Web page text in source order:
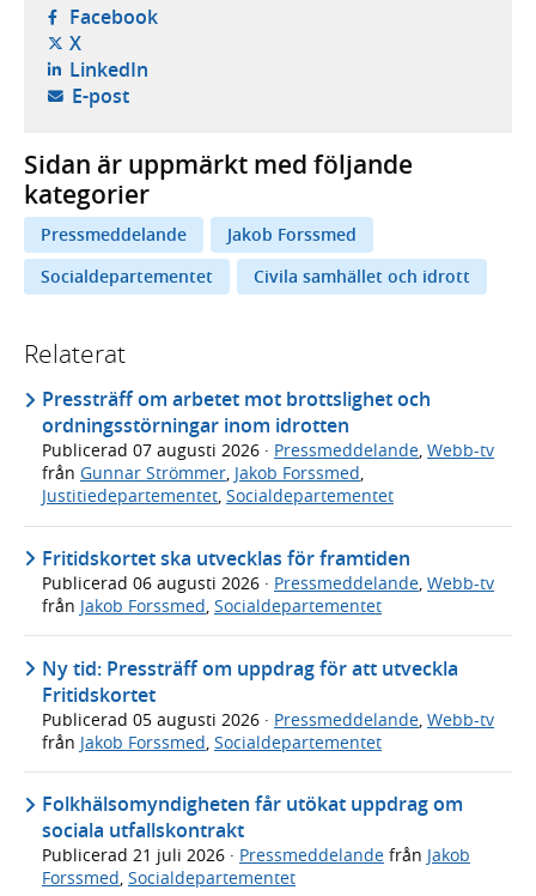
Facebook- öppnas i ny flik, extern webbplats,
X- öppnas i ny flik, extern webbplats,
LinkedIn- öppnas i ny flik, extern webbplats,
E-post- öppnar din e-postklient,
Sidan är uppmärkt med följande
kategorier
Pressmeddelande
Jakob Forssmed
Socialdepartementet
Civila samhället och idrott
Relaterat
Pressträff om arbetet mot brottslighet och
ordningsstörningar inom idrotten
Publicerad 07 augusti 2026 · Pressmeddelande, Webb-tv
från Gunnar Strömmer, Jakob Forssmed,
Justitiedepartementet, Socialdepartementet
Fritidskortet ska utvecklas för framtiden
Publicerad 06 augusti 2026 · Pressmeddelande, Webb-tv
från Jakob Forssmed, Socialdepartementet
Ny tid: Pressträff om uppdrag för att utveckla
Fritidskortet
Publicerad 05 augusti 2026 · Pressmeddelande Webb-tv
från Jakob Forssmed Socialdepartementet
Folkhälsomyndigheten får utökat uppdrag om
sociala utfallskontrakt
Publicerad 21 juli 2026 · Pressmeddelande från Jakob
Forssmed, Socialdepartementet